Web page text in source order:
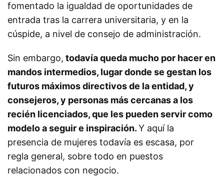
fomentado la igualdad de oportunidades de
entrada tras la carrera universitaria, y en la
cúspide, a nivel de consejo de administración.
Sin embargo, todavía queda mucho por hacer en
mandos intermedios, lugar donde se gestan los
futuros máximos directivos de la entidad, y
consejeros, y personas más cercanas a los
recién licenciados, que les pueden servir como
modelo a seguir e inspiración.Y aquí la
presencia de mujeres todavía es escasa, por
regla general, sobre todo en puestos
relacionados con negocio.